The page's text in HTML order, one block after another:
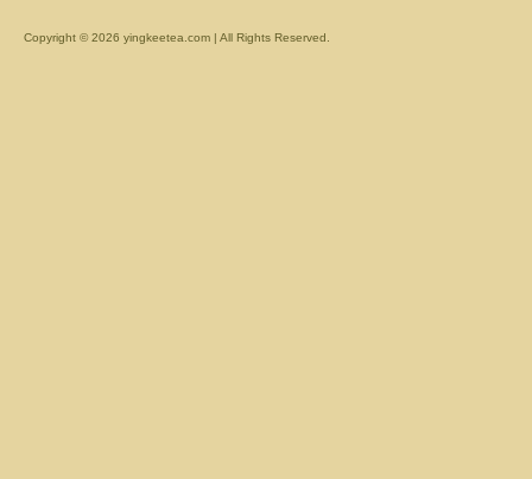
Copyright ©2026 yingkeetea.com | All Rights Reserved.